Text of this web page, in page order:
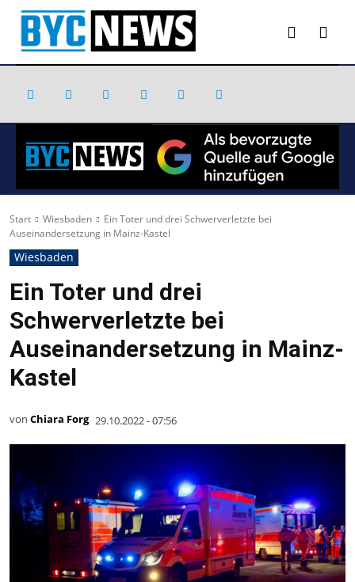
Start Wiesbaden
Ein Toter und drei Schwerverletzte bei
Auseinandersetzung in Mainz-Kastel
Wiesbaden
Ein Toter und drei
Schwerverletzte bei
Auseinandersetzung in Mainz-
Kastel
von Chiara Forg 29.10.2022 - 07:56